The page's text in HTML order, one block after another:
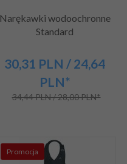
Narękawki wodoochronne
Standard
30,31 PLN / 24,64
PLN*
34,44 PLN / 28,00 PLN*
Promocja